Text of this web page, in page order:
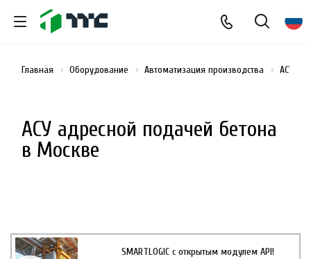
АСУ адресной подачей бетона
в Москве
Главная Оборудование Автоматизация производства АСУ
SMARTLOGIC с открытым модулем API!